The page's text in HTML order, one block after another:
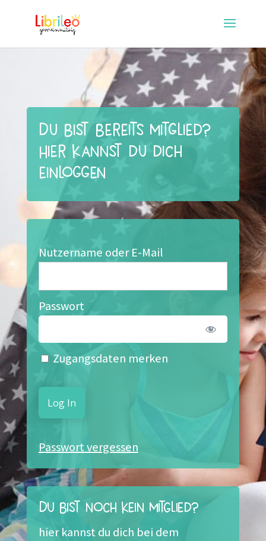
Du bist bereits Mitglied?
Hier kannst du dich
einloggen
Nutzername oder E-Mail
Passwort
Zugangsdaten merken
Passwort vergessen
Du bist noch kein Mitglied?
hier kannst du dich bei dem